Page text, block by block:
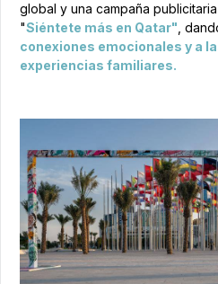
global y una campaña
"Siéntete más en Qatar" ,
conexiones emocionales y a
experiencias familiares.